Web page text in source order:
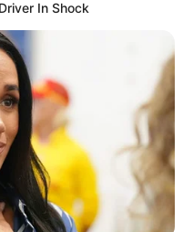
Amalfi, nordeste de
NOTICIAS ANTIOQUIA
Cerca de 50 niños y
estuvieron en
por caneca
cargada
con explosivos en Anorí
In Shock